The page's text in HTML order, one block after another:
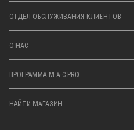
ОТДЕЛ ОБСЛУЖИВАНИЯ КЛИЕНТОВ
О НАС
ПРОГРАММА M·A·C PRO
НАЙТИ МАГАЗИН